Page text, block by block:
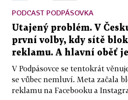
PODCAST PODPÁSOVKA
Utajený problém. V
první volby, kdy sítě
reklamu. A hlavní oběť
V Podpásovce se tentokrát
se vůbec nemluví. Meta začala
reklamu na Facebooku a